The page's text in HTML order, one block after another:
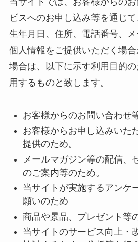
ビスへのお申し込み等を通じて
生年月日、住所、電話番号、
個人情報をご提供いただく場
場合は、以下に示す利用目的
用するものと致します。
お客様からのお問い合わせ
お客様からお申し込みいた
提供のため。
メールマガジン等の配信、
のご案内等のため。
当サイトが実施するアンケ
願いのため
商品や景品、プレゼント等
当サイトのサービス向上・